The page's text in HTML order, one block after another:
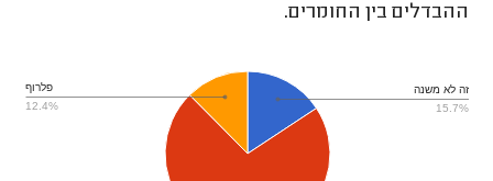
ההבדלים בין החומרים.
זה לא משנה
15.7%
פלרוף
12.4%